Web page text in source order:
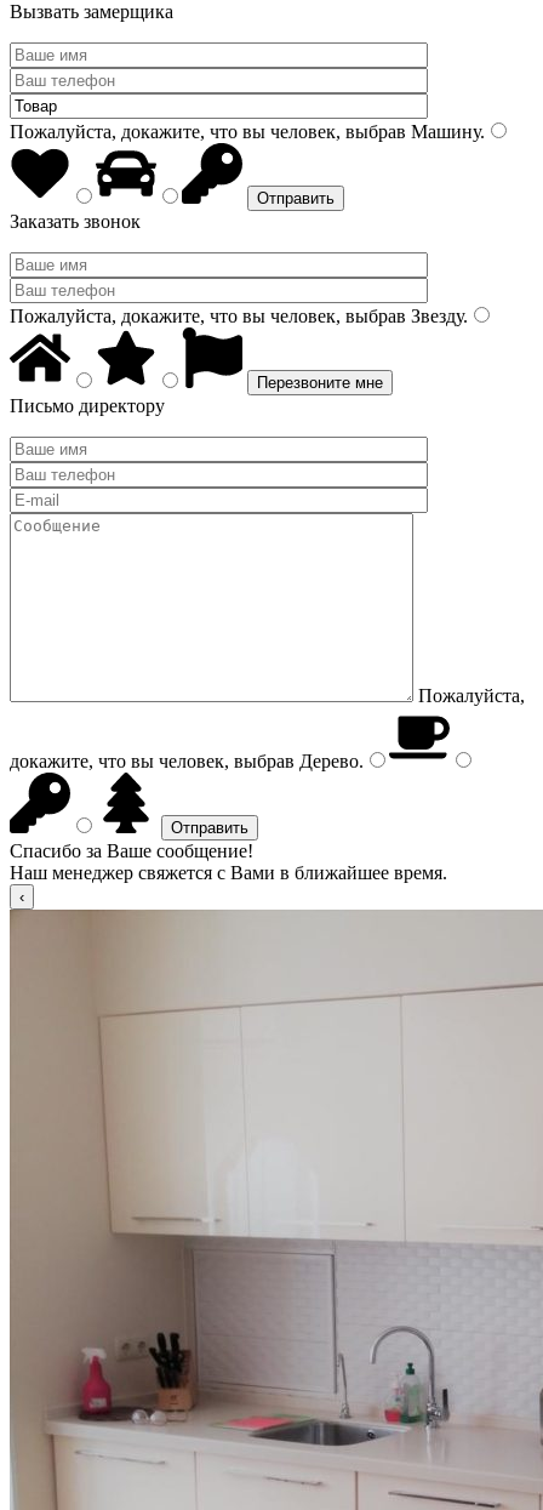
Вызвать замерщика
Пожалуйста, докажите, что вы человек, выбрав Машину.
Заказать звонок
Пожалуйста, докажите, что вы человек, выбрав Звезду.
Письмо директору
Пожалуйста,
докажите, что вы человек, выбрав Дерево.
Спасибо за Ваше сообщение!
Наш менеджер свяжется с Вами в ближайшее время.